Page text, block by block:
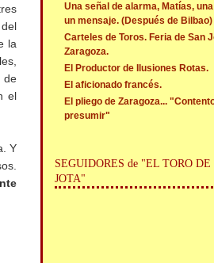
la
de
el
Y
Una señal de alarma, Matías,
un mensaje. (Después de Bilbao)
Carteles de Toros. Feria de San
Zaragoza.
El Productor de Ilusiones Rotas.
El aficionado francés.
El pliego de Zaragoza...
presumir"
SEGUIDORES de "EL TORO
JOTA"